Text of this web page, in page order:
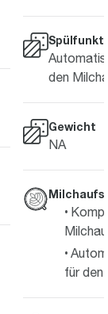
den
Gewicht
NA
für